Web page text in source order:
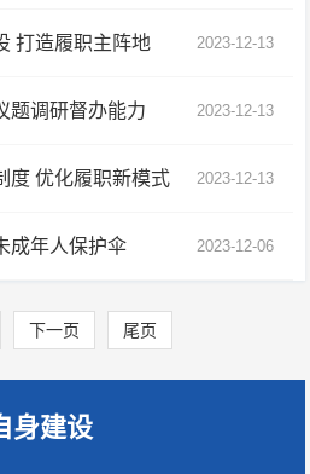
打造履职主阵地 2023-12-13
题调研督办能力 2023-12-13
度 优化履职新模式 2023-12-13
成年人保护伞 2023-12-06
下一页 尾页
身建设